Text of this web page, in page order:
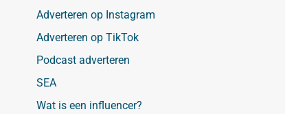
Adverteren op Instagram
Adverteren op TikTok
Podcast adverteren
SEA
Wat is een influencer?